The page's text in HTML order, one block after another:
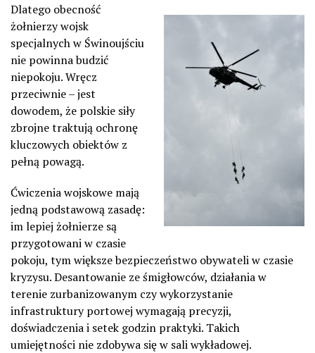
Dlatego obecność
żołnierzy wojsk
specjalnych w Świnoujściu
nie powinna budzić
niepokoju. Wręcz
przeciwnie – jest
dowodem, że polskie siły
zbrojne traktują ochronę
kluczowych obiektów z
pełną powagą.
Ćwiczenia wojskowe mają
jedną podstawową zasadę:
im lepiej żołnierze są
przygotowani w czasie
pokoju, tym większe bezpieczeństwo obywateli w czasie
kryzysu. Desantowanie ze śmigłowców, działania w
terenie zurbanizowanym czy wykorzystanie
infrastruktury portowej wymagają precyzji,
doświadczenia i setek godzin praktyki. Takich
umiejętności nie zdobywa się w sali wykładowej.